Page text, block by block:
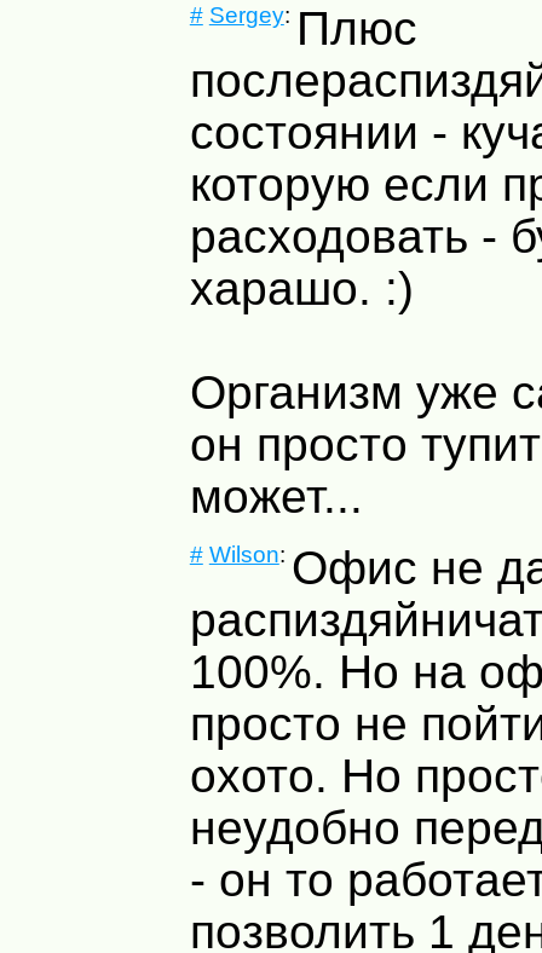
# Sergey: Плюс
состоянии -
которую если
расходовать -
харашо. :)
Организм уже
он просто
может...
# Wilson: Офис не
100%. Но на
просто не
охото. Но
неудобно
- он то
позволить 1